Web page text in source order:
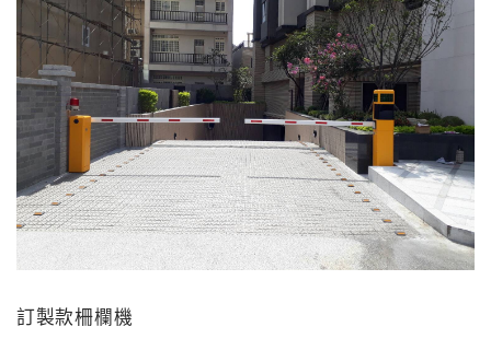
5.停車收費系統系列實績
6.停車收費系統-地閘式實績
7.人員管制機系列實績
8.長距離讀卡機系列實績
9.車位在席導引系列實績
訂製款柵欄機